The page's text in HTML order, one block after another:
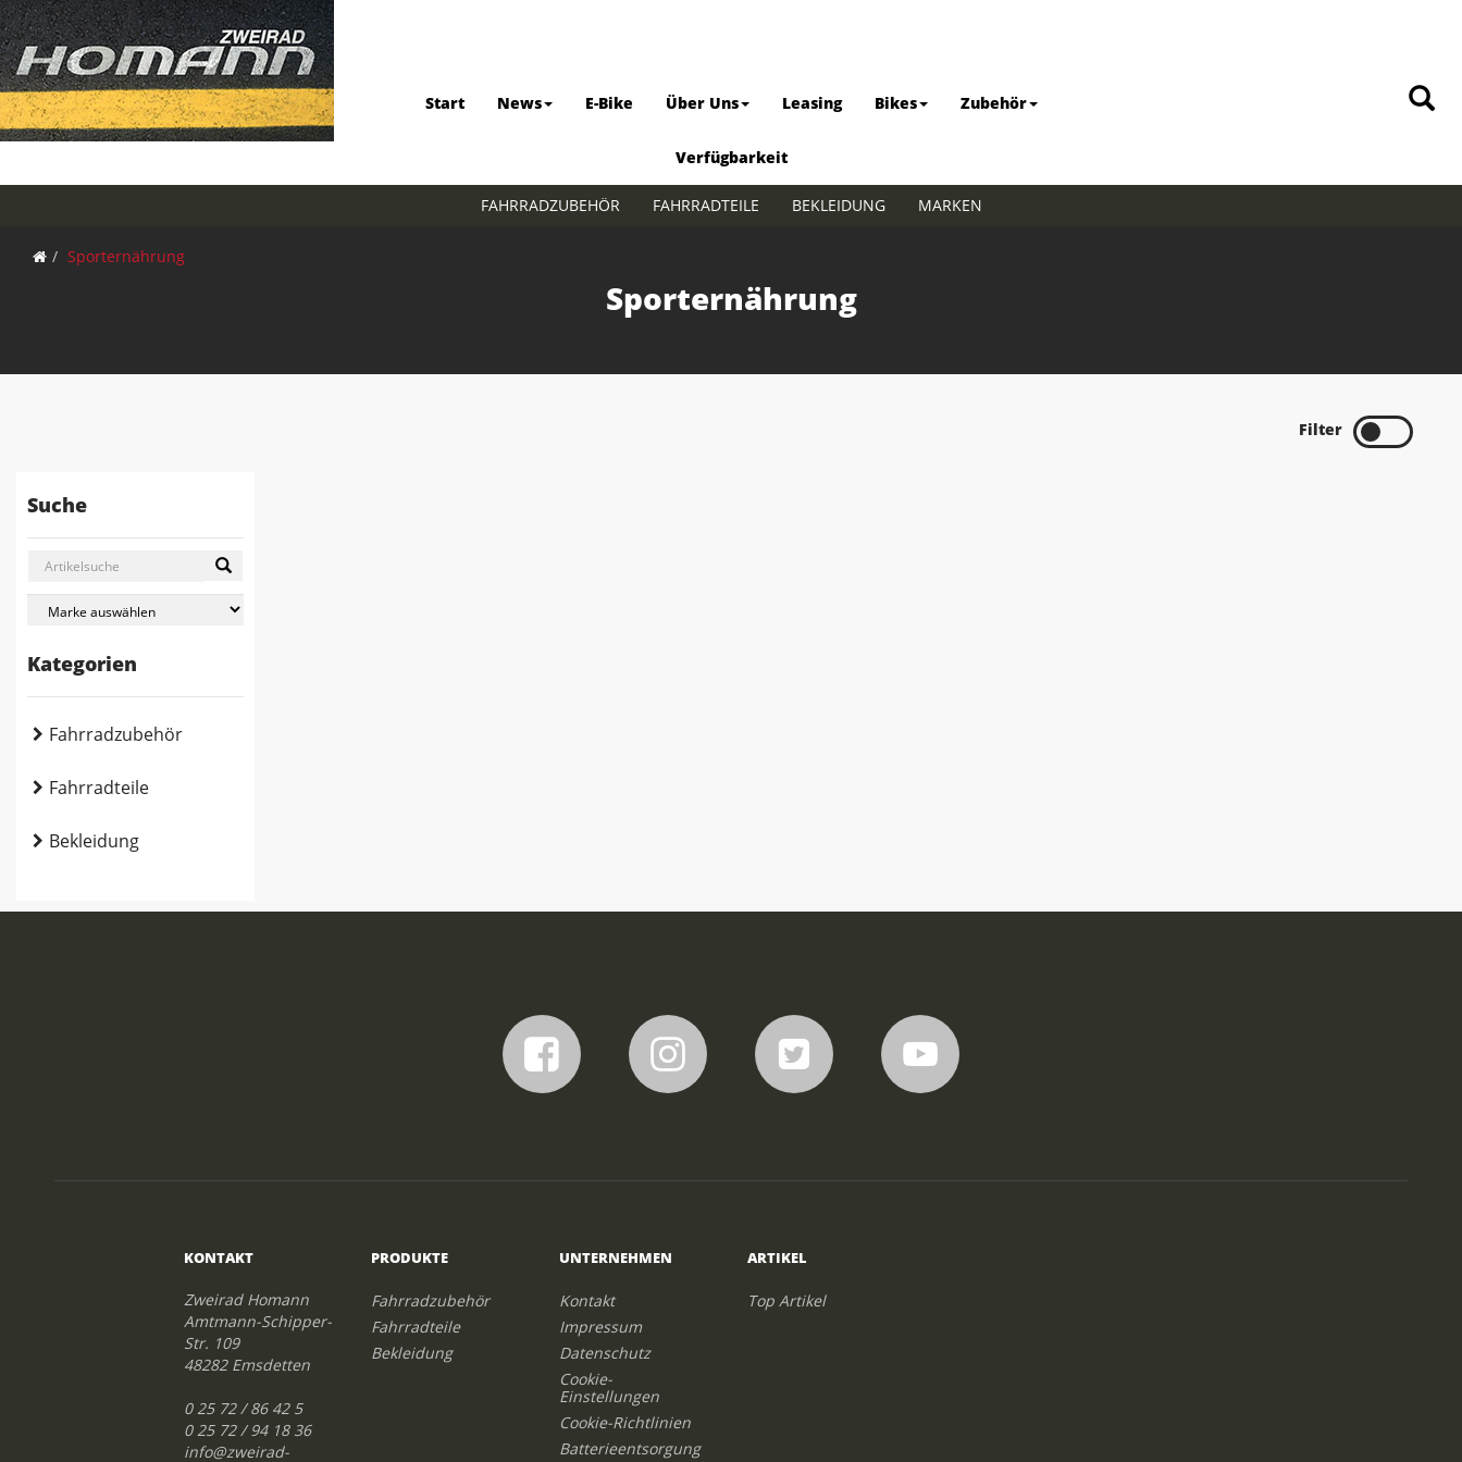
Start News E-Bike Über Uns Leasing Bikes Zubehör
Verfügbarkeit
FAHRRADZUBEHÖR FAHRRADTEILE BEKLEIDUNG MARKEN
Sporternährung
Sporternährung
Suche
Kategorien
Fahrradzubehör
Fahrradteile
Bekleidung
Filter
KONTAKT
Zweirad Homann
Amtmann-Schipper-
Str. 109
48282 Emsdetten
0 25 72 / 86 42 5
0 25 72 / 94 18 36
info@zweirad-
PRODUKTE
Fahrradzubehör
Fahrradteile
Bekleidung
UNTERNEHMEN
Kontakt
Impressum
Datenschutz
Cookie-
Einstellungen
Cookie-Richtlinien
Batterieentsorgung
ARTIKEL
Top Artikel